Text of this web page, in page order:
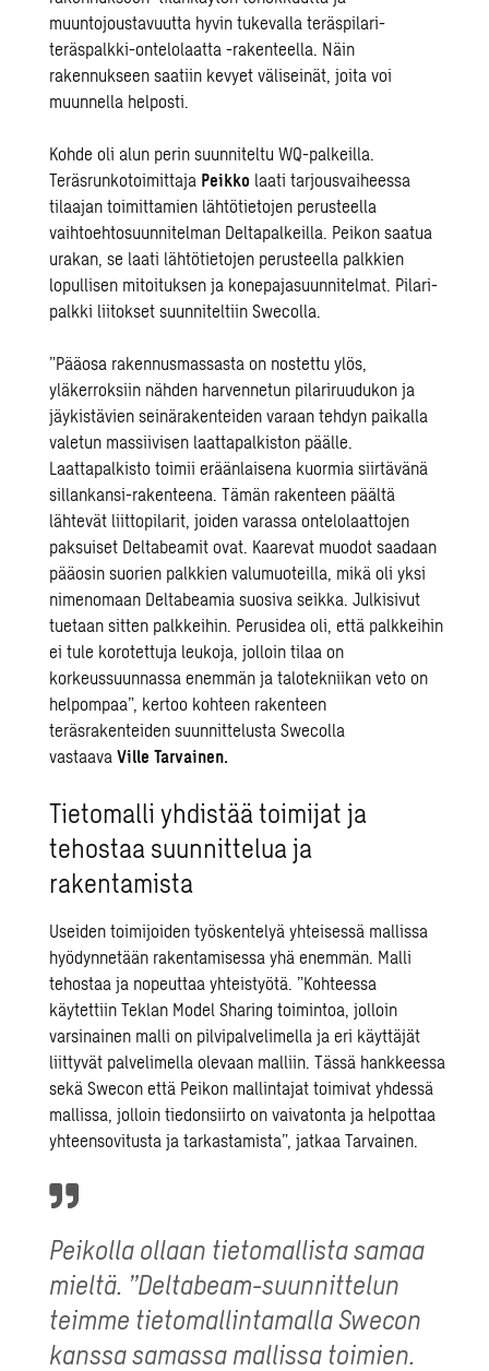
muuntojoustavuutta hyvin tukevalla teräspilari-
teräspalkki-ontelolaatta -rakenteella. Näin
rakennukseen saatiin kevyet väliseinät, joita voi
muunnella helposti.
Kohde oli alun perin suunniteltu WQ-palkeilla.
Teräsrunkotoimittaja Peikko laati tarjousvaiheessa
tilaajan toimittamien lähtötietojen perusteella
vaihtoehtosuunnitelman Deltapalkeilla. Peikon saatua
urakan, se laati lähtötietojen perusteella palkkien
lopullisen mitoituksen ja konepajasuunnitelmat. Pilari-
palkki liitokset suunniteltiin Swecolla.
”Pääosa rakennusmassasta on nostettu ylös,
yläkerroksiin nähden harvennetun pilariruudukon ja
jäykistävien seinärakenteiden varaan tehdyn paikalla
valetun massiivisen laattapalkiston päälle.
Laattapalkisto toimii eräänlaisena kuormia siirtävänä
sillankansi-rakenteena. Tämän rakenteen päältä
lähtevät liittopilarit, joiden varassa ontelolaattojen
paksuiset Deltabeamit ovat. Kaarevat muodot saadaan
pääosin suorien palkkien valumuoteilla, mikä oli yksi
nimenomaan Deltabeamia suosiva seikka. Julkisivut
tuetaan sitten palkkeihin. Perusidea oli, että palkkeihin
ei tule korotettuja leukoja, jolloin tilaa on
korkeussuunnassa enemmän ja talotekniikan veto on
helpompaa”, kertoo kohteen rakenteen
teräsrakenteiden suunnittelusta Swecolla
vastaavaVille Tarvainen.
Tietomalli yhdistää toimijat ja
tehostaa suunnittelua ja
rakentamista
Useiden toimijoiden työskentelyä yhteisessä mallissa
hyödynnetään rakentamisessa yhä enemmän. Malli
tehostaa ja nopeuttaa yhteistyötä. ”Kohteessa
käytettiin Teklan Model Sharing toimintoa, jolloin
varsinainen malli on pilvipalvelimella ja eri käyttäjät
liittyvät palvelimella olevaan malliin. Tässä hankkeessa
sekä Swecon että Peikon mallintajat toimivat yhdessä
mallissa, jolloin tiedonsiirto on vaivatonta ja helpottaa
yhteensovitusta ja tarkastamista”, jatkaa Tarvainen.
Peikolla ollaan tietomallista samaa
mieltä. ”Deltabeam-suunnittelun
teimme tietomallintamalla Swecon
kanssa samassa mallissa toimien.